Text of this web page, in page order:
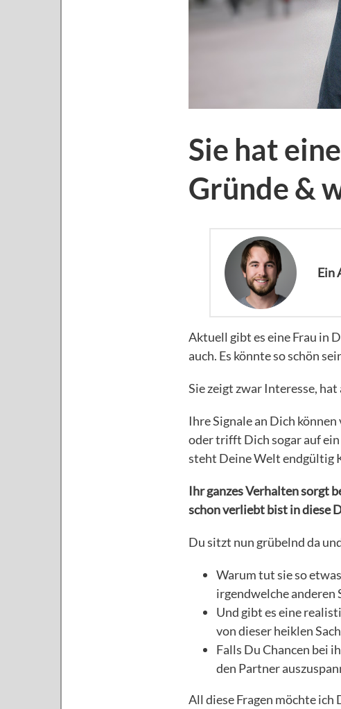
Sie hat
Gründe &
Ein
Aktuell gibt es eine Frau in
auch. Es könnte so schön
Sie zeigt zwar Interesse,
Ihre Signale an Dich
oder trifft Dich sogar auf ein
steht Deine Welt endgültig
Ihr ganzes Verhalten sorgt
schon verliebt bist in diese
Du sitzt nun grübelnd da
Warum tut sie so
irgendwelche anderen
Und gibt es eine
von dieser heiklen
Falls Du Chancen bei
den Partner
All diese Fragen möchte